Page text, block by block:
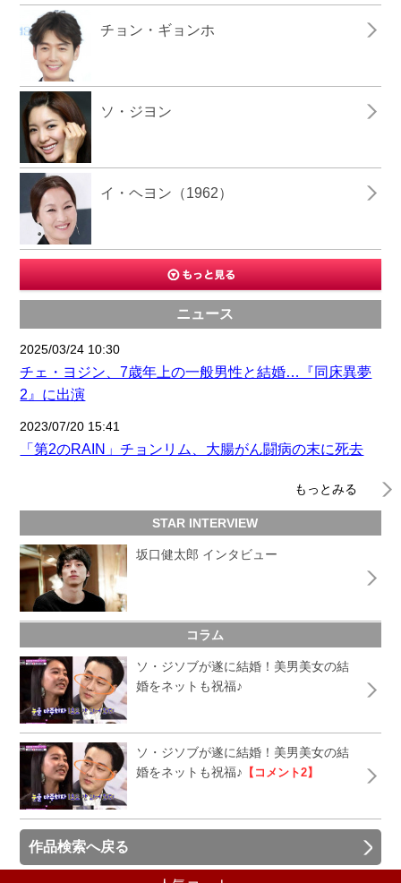
チョン・ギョンホ
ソ・ジヨン
イ・ヘヨン（1962）
ニュース
2025/03/24 10:30
チェ・ヨジン、7歳年上の一般男性と結婚…『同床異夢
2』に出演
2023/07/20 15:41
「第2のRAIN」チョンリム、大腸がん闘病の末に死去
もっとみる
STAR INTERVIEW
坂口健太郎 インタビュー
コラム
ソ・ジソブが遂に結婚！美男美女の結
婚をネットも祝福♪
ソ・ジソブが遂に結婚！美男美女の結
婚をネットも祝福♪ 【コメント2】
作品検索へ戻る